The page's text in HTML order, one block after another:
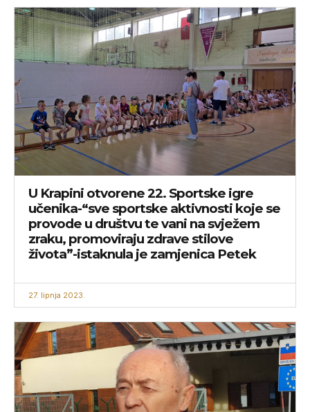
U Krapini otvorene 22. Sportske igre
učenika-“sve sportske aktivnosti koje se
provode u društvu te vani na svježem
zraku, promoviraju zdrave stilove
života”-istaknula je zamjenica Petek
27. lipnja 2023.